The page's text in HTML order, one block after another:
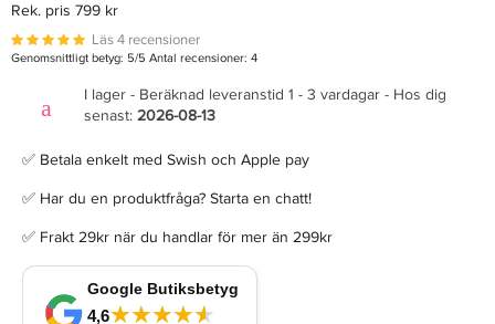
Rek. pris 799 kr
Läs 4 recensioner
Genomsnittligt betyg: 5/5 Antal recensioner: 4
I lager - Beräknad leveranstid 1 - 3 vardagar - Hos dig
senast: 2026-08-13
✅ Betala enkelt med Swish och Apple pay
✅ Har du en produktfråga? Starta en chatt!
✅ Frakt 29kr när du handlar för mer än 299kr